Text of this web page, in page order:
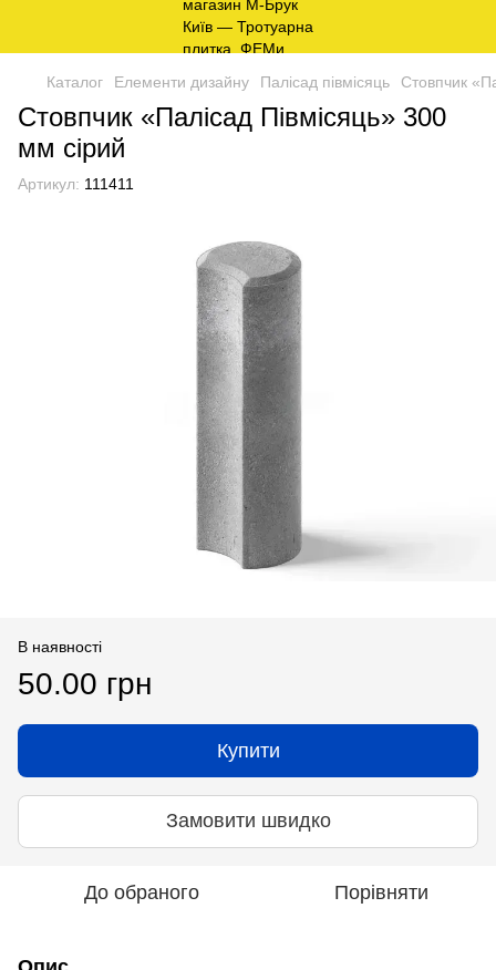
Каталог Елементи дизайну Палісад півмісяць Стовпчик
Стовпчик «Палісад Півмісяць» 300
мм сірий
Артикул: 111411
В наявності
50.00 грн
Купити
Замовити швидко
До обраного Порівняти